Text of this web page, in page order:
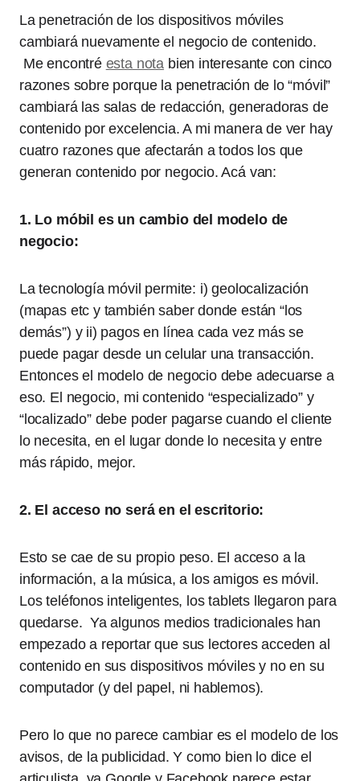
La penetración de los dispositivos móviles
cambiará nuevamente el negocio de contenido.
Me encontré esta nota bien interesante con cinco
razones sobre porque la penetración de lo “móvil”
cambiará las salas de redacción, generadoras de
contenido por excelencia. A mi manera de ver hay
cuatro razones que afectarán a todos los que
generan contenido por negocio. Acá van:
1. Lo móbil es un cambio del modelo de
negocio:
La tecnología móvil permite: i) geolocalización
(mapas etc y también saber donde están “los
demás”) y ii) pagos en línea cada vez más se
puede pagar desde un celular una transacción.
Entonces el modelo de negocio debe adecuarse a
eso. El negocio, mi contenido “especializado” y
“localizado” debe poder pagarse cuando el cliente
lo necesita, en el lugar donde lo necesita y entre
más rápido, mejor.
2. El acceso no será en el escritorio:
Esto se cae de su propio peso. El acceso a la
información, a la música, a los amigos es móvil.
Los teléfonos inteligentes, los tablets llegaron para
quedarse. Ya algunos medios tradicionales han
empezado a reportar que sus lectores acceden al
contenido en sus dispositivos móviles y no en su
computador (y del papel, ni hablemos).
Pero lo que no parece cambiar es el modelo de los
avisos, de la publicidad. Y como bien lo dice el